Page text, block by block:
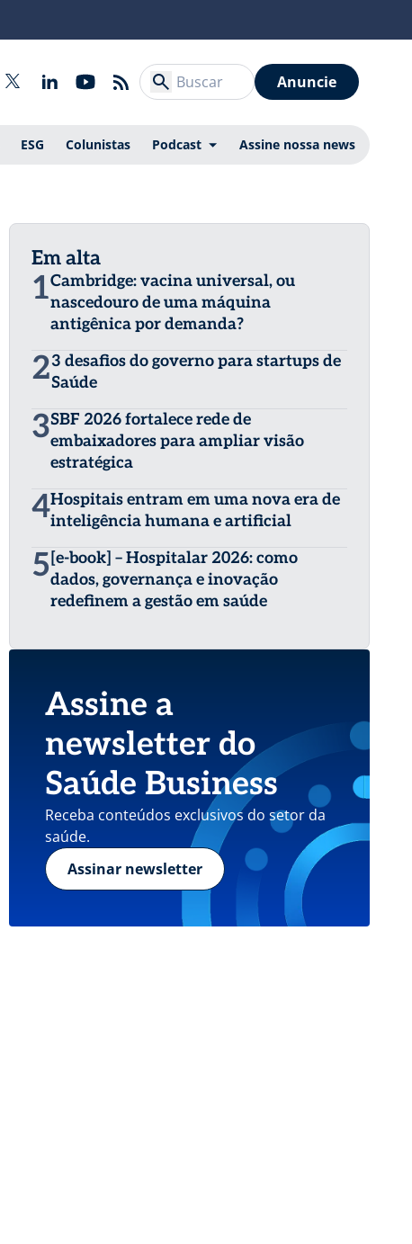
Anuncie
ESG Colunistas Podcast Assine nossa news
Em alta
1Cambridge: vacina universal, ou
nascedouro de uma máquina
antigênica por demanda?
23 desafios do governo para startups de
Saúde
3SBF 2026 fortalece rede de
embaixadores para ampliar visão
estratégica
4Hospitais entram em uma nova era de
inteligência humana e artificial
5 [e-book] – Hospitalar 2026: como
dados, governança e inovação
redefinem a gestão em saúde
Assine a
newsletter do
Saúde Business
Receba conteúdos exclusivos do setor da
saúde.
Assinar newsletter